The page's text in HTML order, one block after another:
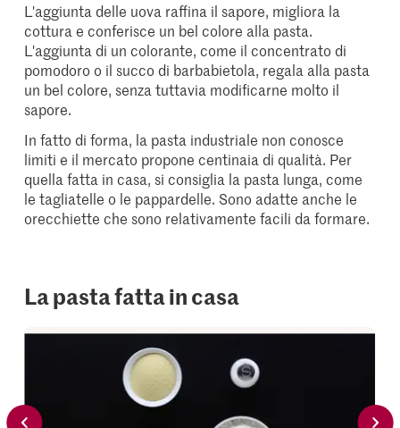
L'aggiunta delle uova raffina il sapore, migliora la
cottura e conferisce un bel colore alla pasta.
L'aggiunta di un colorante, come il concentrato di
pomodoro o il succo di barbabietola, regala alla pasta
un bel colore, senza tuttavia modificarne molto il
sapore.
In fatto di forma, la pasta industriale non conosce
limiti e il mercato propone centinaia di qualità. Per
quella fatta in casa, si consiglia la pasta lunga, come
le tagliatelle o le pappardelle. Sono adatte anche le
orecchiette che sono relativamente facili da formare.
La pasta fatta in casa